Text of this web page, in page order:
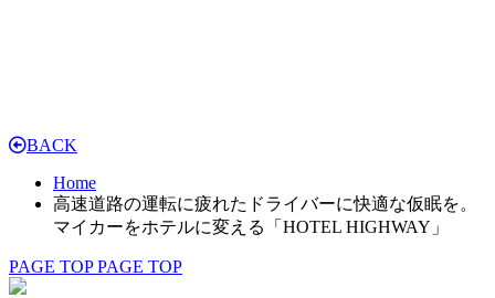
BACK
Home
高速道路の運転に疲れたドライバーに快適な仮眠を。
マイカーをホテルに変える「HOTEL HIGHWAY」
PAGE TOP PAGE TOP